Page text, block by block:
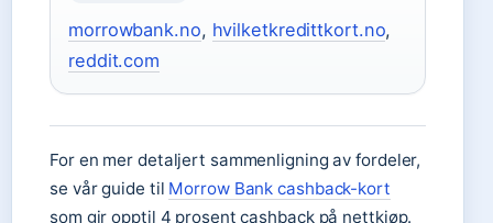
morrowbank.no, hvilketkredittkort.no,
reddit.com
For en mer detaljert sammenligning av fordeler,
se vår guide til Morrow Bank cashback-kort
som gir opptil 4 prosent cashback på nettkjøp.